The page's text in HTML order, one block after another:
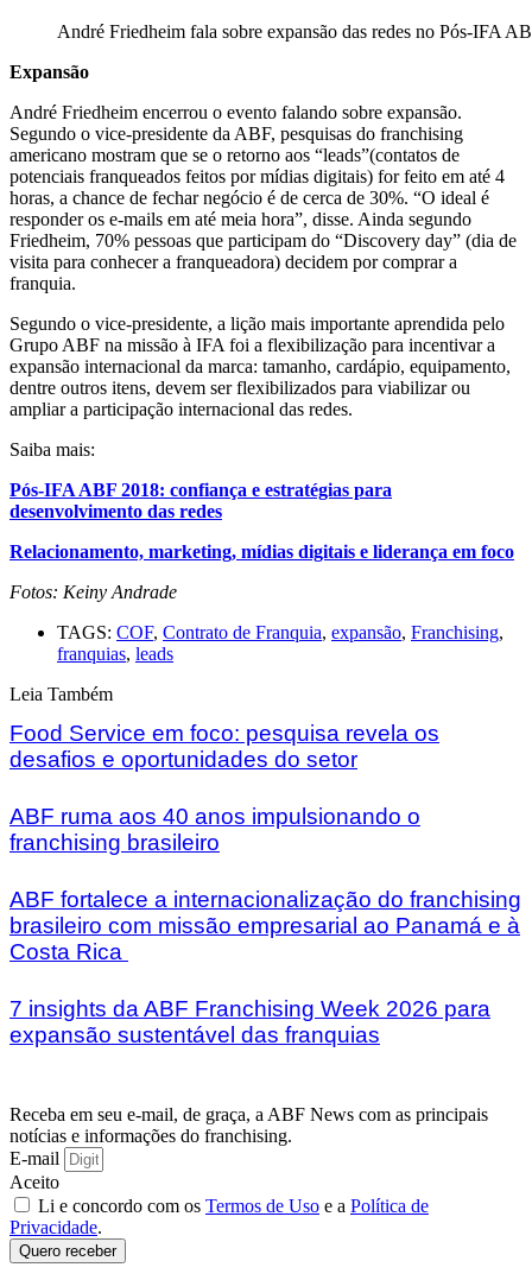
André Friedheim fala sobre expansão das redes no Pós-IFA
Expansão
André Friedheim encerrou o evento falando sobre expansão.
Segundo o vice-presidente da ABF, pesquisas do franchising
americano mostram que se o retorno aos “leads”(contatos de
potenciais franqueados feitos por mídias digitais) for feito em até 4
horas, a chance de fechar negócio é de cerca de 30%. “O ideal é
responder os e-mails em até meia hora”, disse. Ainda segundo
Friedheim, 70% pessoas que participam do “Discovery day” (dia de
visita para conhecer a franqueadora) decidem por comprar a
franquia.
Segundo o vice-presidente, a lição mais importante aprendida pelo
Grupo ABF na missão à IFA foi a flexibilização para incentivar a
expansão internacional da marca: tamanho, cardápio, equipamento,
dentre outros itens, devem ser flexibilizados para viabilizar ou
ampliar a participação internacional das redes.
Saiba mais:
Pós-IFA ABF 2018: confiança e estratégias para
desenvolvimento das redes
Relacionamento, marketing, mídias digitais e liderança em foco
Fotos: Keiny Andrade
TAGS: COF, Contrato de Franquia, expansão, Franchising,
franquias, leads
Leia Também
Food Service em foco: pesquisa revela os
desafios e oportunidades do setor
ABF ruma aos 40 anos impulsionando o
franchising brasileiro
ABF fortalece a internacionalização do franchising
brasileiro com missão empresarial ao Panamá e à
Costa Rica
7 insights da ABF Franchising Week 2026 para
expansão sustentável das franquias
Receba em seu e-mail, de graça, a ABF News com as principais
notícias e informações do franchising.
E-mail
Aceito
Li e concordo com os Termos de Uso e a Política de
Privacidade.
Quero receber